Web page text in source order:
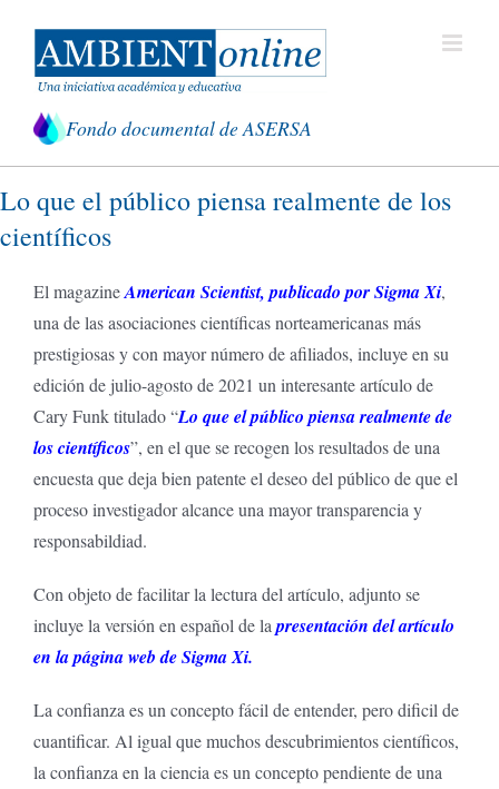
contenido
Fondo documental de ASERSA
Lo que el público piensa realmente de los
científicos
El magazineAmerican Scientist, publicado por Sigma Xi,
una de las asociaciones científicas norteamericanas más
prestigiosas y con mayor número de afiliados, incluye en su
edición de julio-agosto de 2021 un interesante artículo de
Cary Funk titulado “Lo que el público piensa realmente de
los científicos”, en el que se recogen los resultados de una
encuesta que deja bien patente el deseo del público de que el
proceso investigador alcance una mayor transparencia y
responsabildiad.
Con objeto de facilitar la lectura del artículo, adjunto se
incluye la versión en español de la presentación del artículo
en la página web de Sigma Xi.
La confianza es un concepto fácil de entender, pero dificil de
cuantificar. Al igual que muchos descubrimientos científicos,
la confianza en la ciencia es un concepto pendiente de una